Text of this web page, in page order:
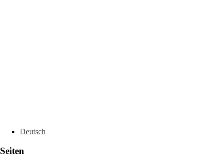
Deutsch
Seiten